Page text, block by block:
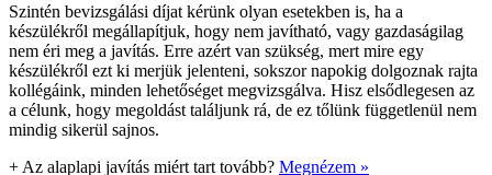
Szintén bevizsgálási díjat kérünk olyan esetekben is, ha a
készülékről megállapítjuk, hogy nem javítható, vagy gazdaságilag
nem éri meg a javítás. Erre azért van szükség, mert mire egy
készülékről ezt ki merjük jelenteni, sokszor napokig dolgoznak rajta
kollégáink, minden lehetőséget megvizsgálva. Hisz elsődlegesen az
a célunk, hogy megoldást találjunk rá, de ez tőlünk függetlenül nem
mindig sikerül sajnos.
+ Az alaplapi javítás miért tart tovább? Megnézem »